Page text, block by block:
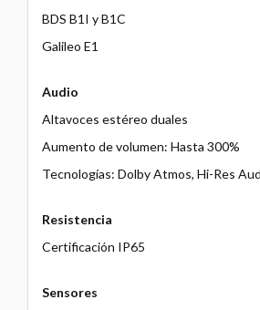
BDS B1I y B1C
Galileo E1
Audio
Altavoces estéreo duales
Aumento de volumen: Hasta 300%
Tecnologías: Dolby Atmos, Hi-Res
Resistencia
Certificación IP65
Sensores